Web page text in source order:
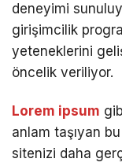
deneyimi
girişimcilik
yeteneklerini
öncelik veriliyor.
Lorem ipsum
anlam taşıyan
sitenizi daha